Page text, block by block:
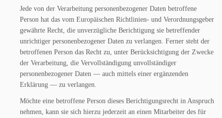
Jede von der Verarbeitung personenbezogener Daten betroffene
Person hat das vom Europäischen Richtlinien- und Verordnungsgeber
gewährte Recht, die unverzügliche Berichtigung sie betreffender
unrichtiger personenbezogener Daten zu verlangen. Ferner steht der
betroffenen Person das Recht zu, unter Berücksichtigung der Zwecke
der Verarbeitung, die Vervollständigung unvollständiger
personenbezogener Daten — auch mittels einer ergänzenden
Erklärung — zu verlangen.
Möchte eine betroffene Person dieses Berichtigungsrecht in Anspruch
nehmen, kann sie sich hierzu jederzeit an einen Mitarbeiter des für